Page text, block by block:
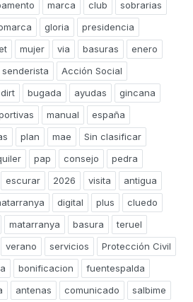
marca club
sobrarias
gloria
presidencia
mujer via basuras
enero
senderista
Acción Social
dirt bugada ayudas
gincana
manual
españa
plan mae
Sin clasificar
pap consejo
pedra
escurar 2026 visita
antigua
digital plus
cluedo
matarranya basura
teruel
verano servicios
Protección Civil
bonificacion
fuentespalda
antenas comunicado
salbime